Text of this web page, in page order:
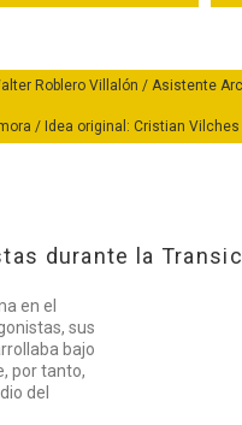
Roblero Villalón / Asistente
/ Idea original: Cristian Vilches
durante la
en el
sus
bajo
por tanto,
del